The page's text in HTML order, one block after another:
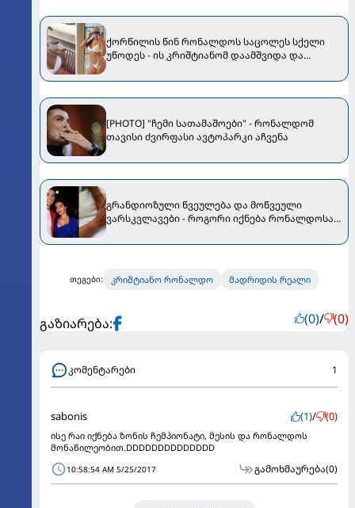
ქორწილის წინ რონალდოს საცოლეს სქელი
უწოდეს - ის კრიშტიანომ დაამშვიდა და
[PHOTO] "ჩემი სათამაშოები" - რონალდომ
თავისი ძვირფასი ავტოპარკი აჩვენა
გრანდიოზული წვეულება და მოწვეული
ვარსკვლავები - როგორი იქნება რონალდოსა
თეგები: კრიშტიანო რონალდო მადრიდის რეალი
გაზიარება: (0)/ (0)
კომენტარები 1
sabonis (1)/ (0)
ისე რაი იქნება ზონის ჩემპიონატი, მესის და რონალდოს
მონაწილეობით.DDDDDDDDDDDDDD
10:58:54 AM 5/25/2017 გამოხმაურება(0)